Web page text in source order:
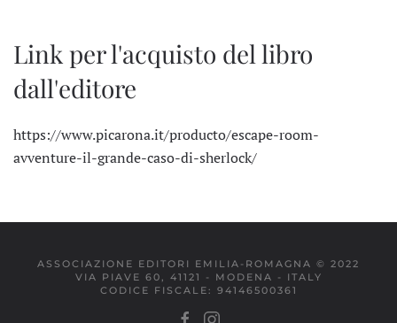
Link per l'acquisto del libro
dall'editore
https://www.picarona.it/producto/escape-room-
avventure-il-grande-caso-di-sherlock/
ASSOCIAZIONE EDITORI EMILIA-ROMAGNA © 2022
VIA PIAVE 60, 41121 - MODENA - ITALY
CODICE FISCALE: 94146500361